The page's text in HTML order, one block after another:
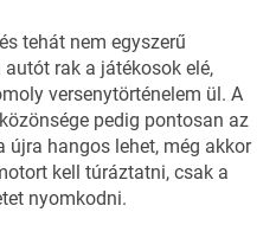
tehát nem egyszerű
rak a játékosok elé,
versenytörténelem ül. A
pedig pontosan az
újra hangos lehet, még akkor
kell túráztatni, csak a
nyomkodni.